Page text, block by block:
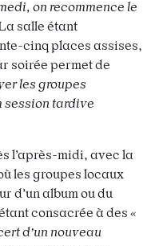
on recommence le
salle étant
cinq places assises,
soirée permet de
les groupes
session tardive
l’après-midi, avec la
les groupes locaux
d’un album ou du
consacrée à des «
d’un nouveau